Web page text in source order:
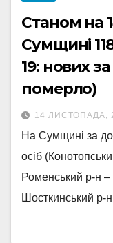
Станом на
Сумщині
19: нових
померло)
14 ЛИСТОПАДА,
На Сумщині за
осіб
Роменський р-н
Шосткинський